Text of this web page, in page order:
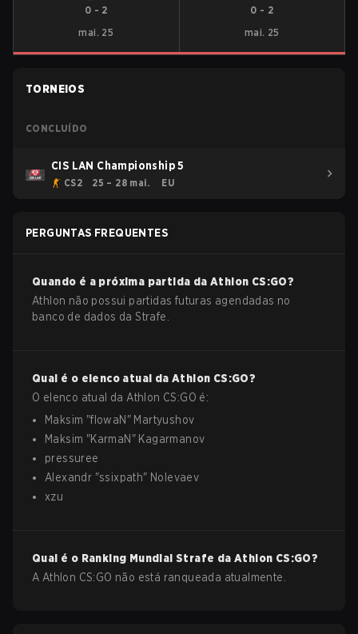
0 - 2
mai. 25
0 - 2
mai. 25
TORNEIOS
CONCLUÍDO
CIS LAN Championship 5
CS2 25 – 28 mai. EU
PERGUNTAS FREQUENTES
Quando é a próxima partida da Athlon CS:GO?
Athlon não possui partidas futuras agendadas no
banco de dados da Strafe.
Qual é o elenco atual da Athlon CS:GO?
O elenco atual da Athlon CS:GO é:
Maksim "flowaN " Martyushov
Maksim "KarmaN " Kagarmanov
pressuree
Alexandr "ssixpath" Nolevaev
xzu
Qual é o Ranking Mundial Strafe da Athlon CS:GO?
A Athlon CS:GO não está ranqueada atualmente.